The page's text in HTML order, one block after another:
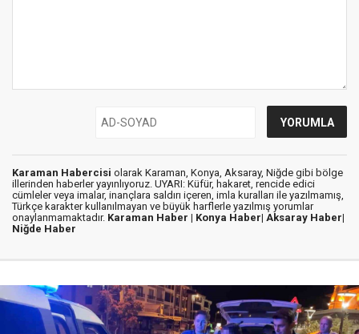
Karaman Habercisi olarak Karaman, Konya, Aksaray, Niğde gibi bölge
illerinden haberler yayınlıyoruz. UYARI: Küfür, hakaret, rencide edici
cümleler veya imalar, inançlara saldırı içeren, imla kuralları ile yazılmamış,
Türkçe karakter kullanılmayan ve büyük harflerle yazılmış yorumlar
onaylanmamaktadır. Karaman Haber | Konya Haber| Aksaray Haber|
Niğde Haber